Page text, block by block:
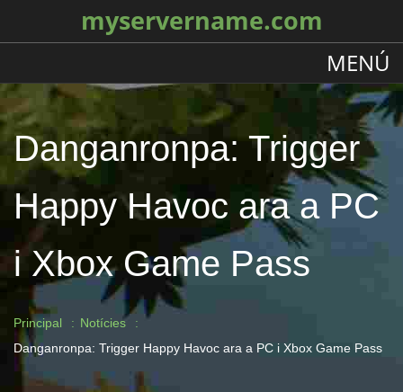
myservername.com
MENÚ
Danganronpa: Trigger
Happy Havoc ara a PC
i Xbox Game Pass
Principal
Notícies
Danganronpa: Trigger Happy Havoc ara a PC i Xbox Game Pass